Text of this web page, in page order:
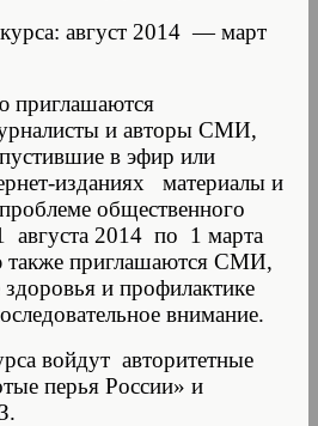
август 2014 — март
приглашаются
и авторы СМИ,
в эфир или
изданиях материалы и
общественного
августа 2014 по 1 марта
также приглашаются СМИ,
и профилактике
внимание.
войдут авторитетные
перья России» и